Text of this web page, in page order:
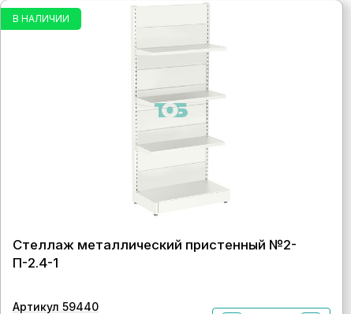
В НАЛИЧИИ
Стеллаж металлический пристенный №2-
П-2.4-1
Артикул 59440